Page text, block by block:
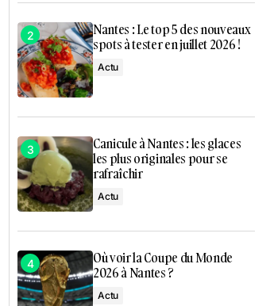
Nantes : Le top 5 des nouveaux
spots à tester en juillet 2026 !
Actu
Canicule à Nantes : les glaces
les plus originales pour se
rafraîchir
Actu
Où voir la Coupe du Monde
2026 à Nantes ?
Actu